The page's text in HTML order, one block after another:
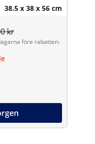
38.5 x 38 x 56 cm
kr
före rabatten: